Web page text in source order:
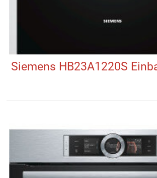
Siemens HB23A1220S